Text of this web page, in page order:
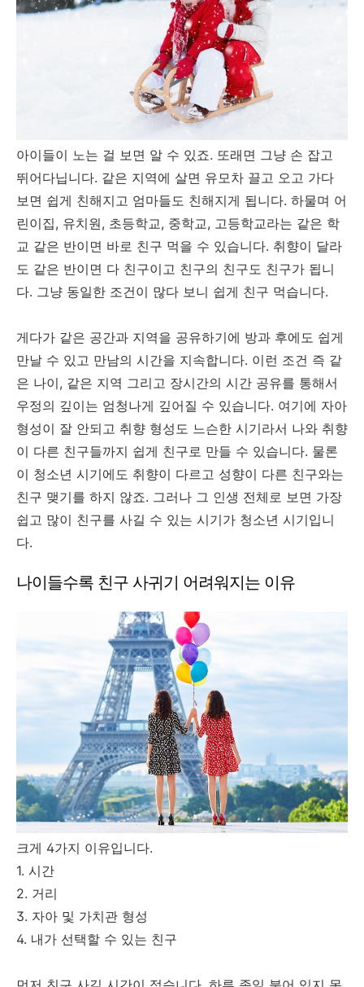
아이들이 노는 걸 보면 알 수 있죠. 또래면 그냥 손 잡고
뛰어다닙니다. 같은 지역에 살면 유모차 끌고 오고 가다
보면 쉽게 친해지고 엄마들도 친해지게 됩니다. 하물며 어
린이집, 유치원, 초등학교, 중학교, 고등학교라는 같은 학
교 같은 반이면 바로 친구 먹을 수 있습니다. 취향이 달라
도 같은 반이면 다 친구이고 친구의 친구도 친구가 됩니
다. 그냥 동일한 조건이 많다 보니 쉽게 친구 먹습니다.
게다가 같은 공간과 지역을 공유하기에 방과 후에도 쉽게
만날 수 있고 만남의 시간을 지속합니다. 이런 조건 즉 같
은 나이, 같은 지역 그리고 장시간의 시간 공유를 통해서
우정의 깊이는 엄청나게 깊어질 수 있습니다. 여기에 자아
형성이 잘 안되고 취향 형성도 느슨한 시기라서 나와 취향
이 다른 친구들까지 쉽게 친구로 만들 수 있습니다. 물론
이 청소년 시기에도 취향이 다르고 성향이 다른 친구와는
친구 맺기를 하지 않죠. 그러나 그 인생 전체로 보면 가장
쉽고 많이 친구를 사길 수 있는 시기가 청소년 시기입니
다.
나이들수록 친구 사귀기 어려워지는 이유
크게 4가지 이유입니다.
1. 시간
2. 거리
3. 자아 및 가치관 형성
4. 내가 선택할 수 있는 친구